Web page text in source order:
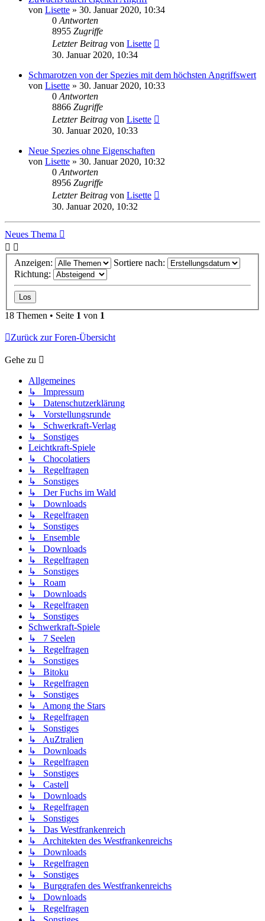
von Lisette » 30. Januar 2020, 10:34
0 Antworten
8955 Zugriffe
Letzter Beitrag von Lisette
30. Januar 2020, 10:34
Schmarotzen von der Spezies mit dem höchsten Angriffswert
von Lisette » 30. Januar 2020, 10:33
0 Antworten
8866 Zugriffe
Letzter Beitrag von Lisette
30. Januar 2020, 10:33
Neue Spezies ohne Eigenschaften
von Lisette » 30. Januar 2020, 10:32
0 Antworten
8956 Zugriffe
Letzter Beitrag von Lisette
30. Januar 2020, 10:32
Neues Thema
Anzeigen:
Sortiere nach:
Richtung:
18 Themen • Seite 1 von 1
Zurück zur Foren-Übersicht
Gehe zu
Allgemeines
↳ Impressum
↳ Datenschutzerklärung
↳ Vorstellungsrunde
↳ Schwerkraft-Verlag
↳ Sonstiges
Leichtkraft-Spiele
↳ Chocolatiers
↳ Regelfragen
↳ Sonstiges
↳ Der Fuchs im Wald
↳ Downloads
↳ Regelfragen
↳ Sonstiges
↳ Ensemble
↳ Downloads
↳ Regelfragen
↳ Sonstiges
↳ Roam
↳ Downloads
↳ Regelfragen
↳ Sonstiges
Schwerkraft-Spiele
↳ 7 Seelen
↳ Regelfragen
↳ Sonstiges
↳ Bitoku
↳ Regelfragen
↳ Sonstiges
↳ Among the Stars
↳ Regelfragen
↳ Sonstiges
↳ AuZtralien
↳ Downloads
↳ Regelfragen
↳ Sonstiges
↳ Castell
↳ Downloads
↳ Regelfragen
↳ Sonstiges
↳ Das Westfrankenreich
↳ Architekten des Westfrankenreichs
↳ Downloads
↳ Regelfragen
↳ Sonstiges
↳ Burggrafen des Westfrankenreichs
↳ Downloads
↳ Regelfragen